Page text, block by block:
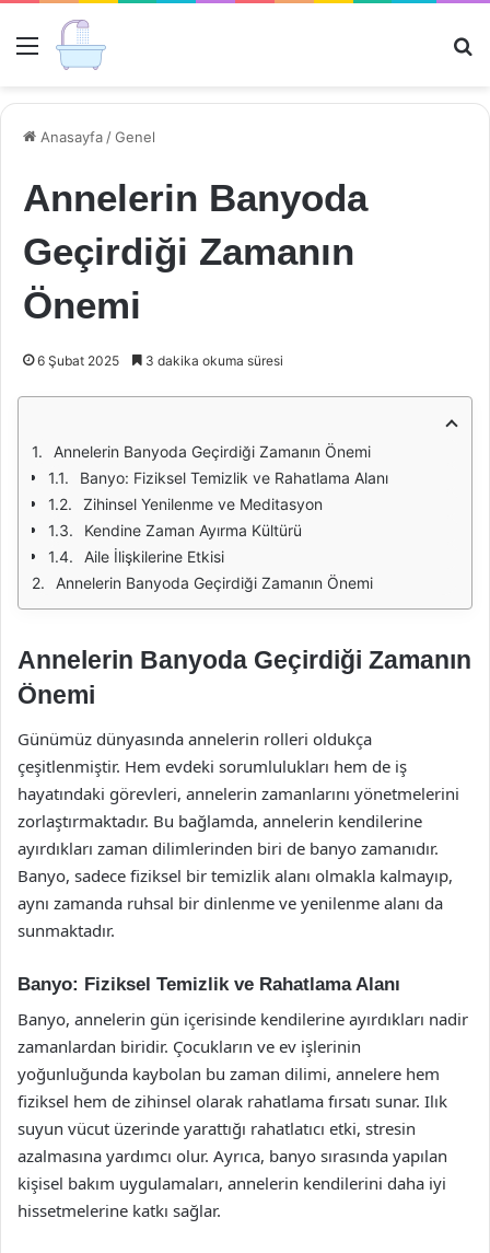
Menü
Anasayfa /Genel
Annelerin Banyoda
Geçirdiği Zamanın
Önemi
6 Şubat 2025 3 dakika okuma süresi
Annelerin Banyoda Geçirdiği Zamanın Önemi
Banyo: Fiziksel Temizlik ve Rahatlama Alanı
Zihinsel Yenilenme ve Meditasyon
Kendine Zaman Ayırma Kültürü
Aile İlişkilerine Etkisi
Annelerin Banyoda Geçirdiği Zamanın Önemi
Annelerin Banyoda Geçirdiği Zamanın
Önemi
Günümüz dünyasında annelerin rolleri oldukça
çeşitlenmiştir. Hem evdeki sorumlulukları hem de iş
hayatındaki görevleri, annelerin zamanlarını yönetmelerini
zorlaştırmaktadır. Bu bağlamda, annelerin kendilerine
ayırdıkları zaman dilimlerinden biri de banyo zamanıdır.
Banyo, sadece fiziksel bir temizlik alanı olmakla kalmayıp,
aynı zamanda ruhsal bir dinlenme ve yenilenme alanı da
sunmaktadır.
Banyo: Fiziksel Temizlik ve Rahatlama Alanı
Banyo, annelerin gün içerisinde kendilerine ayırdıkları nadir
zamanlardan biridir. Çocukların ve ev işlerinin
yoğunluğunda kaybolan bu zaman dilimi, annelere hem
fiziksel hem de zihinsel olarak rahatlama fırsatı sunar. Ilık
suyun vücut üzerinde yarattığı rahatlatıcı etki, stresin
azalmasına yardımcı olur. Ayrıca, banyo sırasında yapılan
kişisel bakım uygulamaları, annelerin kendilerini daha iyi
hissetmelerine katkı sağlar.